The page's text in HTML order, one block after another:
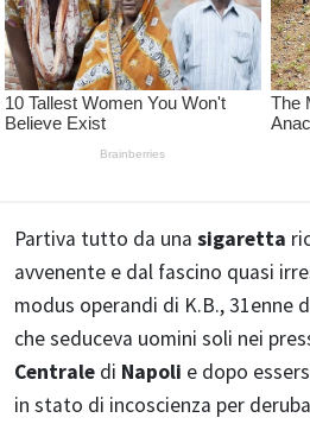
Partiva tutto da una sigaretta
avvenente e dal fascino quasi
modus operandi di K.B., 31enne
che seduceva uomini soli nei
Centrale di Napoli e dopo
in stato di incoscienza per